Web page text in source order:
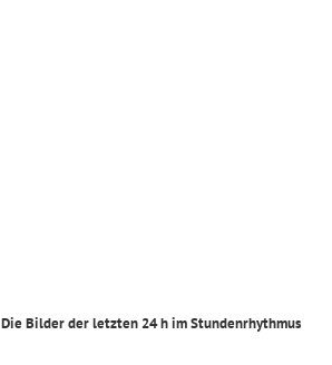
Die Bilder der letzten 24 h im Stundenrhythmus